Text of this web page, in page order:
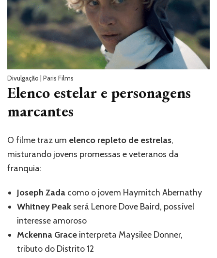
Divulgação | Paris Films
Elenco estelar e personagens
marcantes
O filme traz um elenco repleto de estrelas,
misturando jovens promessas e veteranos da
franquia:
Joseph Zada como o jovem Haymitch Abernathy
Whitney Peak será Lenore Dove Baird, possível
interesse amoroso
Mckenna Grace interpreta Maysilee Donner,
tributo do Distrito 12